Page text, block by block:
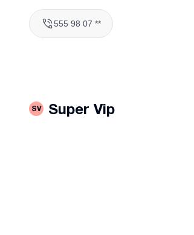
555 98 07 **
SV Super Vip